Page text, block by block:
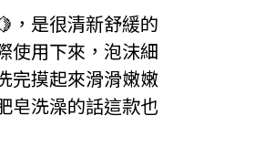
，是很清新舒緩的
使用下來，泡沫細
完摸起來滑滑嫩嫩
皂洗澡的話這款也